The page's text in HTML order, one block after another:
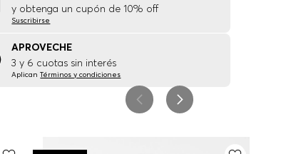
y obtenga un cupón de 10% off
Suscribirse
APROVECHE
3 y 6 cuotas sin interés
AplicanTérminos y condiciones